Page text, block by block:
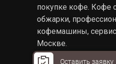
покупке кофе. Кофе
обжарки,
кофемашины,
Москве.
г. Москва, ул. Перерва,
Оставить заявку